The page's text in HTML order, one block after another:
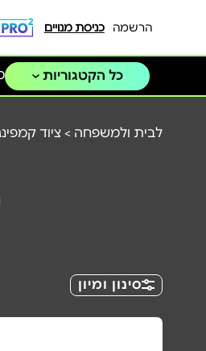
הרשמה כניסת מנויים
כל הקטגוריות
לבית ולמשפחה > ציוד
סינון ומיון